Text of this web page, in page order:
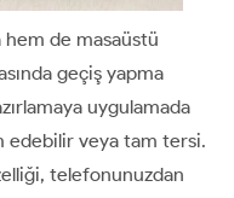
hem de masaüstü
geçiş yapma
uygulamada
edebilir veya tam tersi.
telefonunuzdan